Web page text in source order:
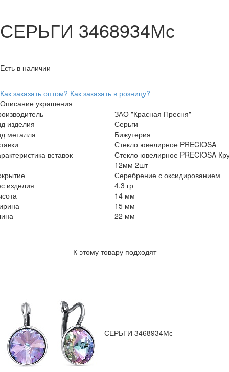
СЕРЬГИ 3468934Мс
Есть в наличии
Как заказать оптом? Как заказать в розницу?
Описание украшения
ЗАО "Красная Пресня"
изделия
Серьги
металла
Бижутерия
Стекло ювелирное PRECIOSA
вставок
Стекло ювелирное PRECIOSA
12мм 2шт
Серебрение с оксидированием
изделия
4.3 гр
14 мм
15 мм
22 мм
К этому товару подходят
СЕРЬГИ 3468934Мс